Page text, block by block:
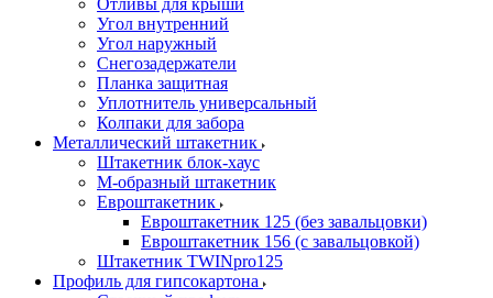
Отливы для крыши
Угол внутренний
Угол наружный
Снегозадержатели
Планка защитная
Уплотнитель универсальный
Колпаки для забора
Металлический штакетник
Штакетник блок-хаус
М-образный штакетник
Евроштакетник
Евроштакетник 125 (без завальцовки)
Евроштакетник 156 (с завальцовкой)
Штакетник TWINpro125
Профиль для гипсокартона